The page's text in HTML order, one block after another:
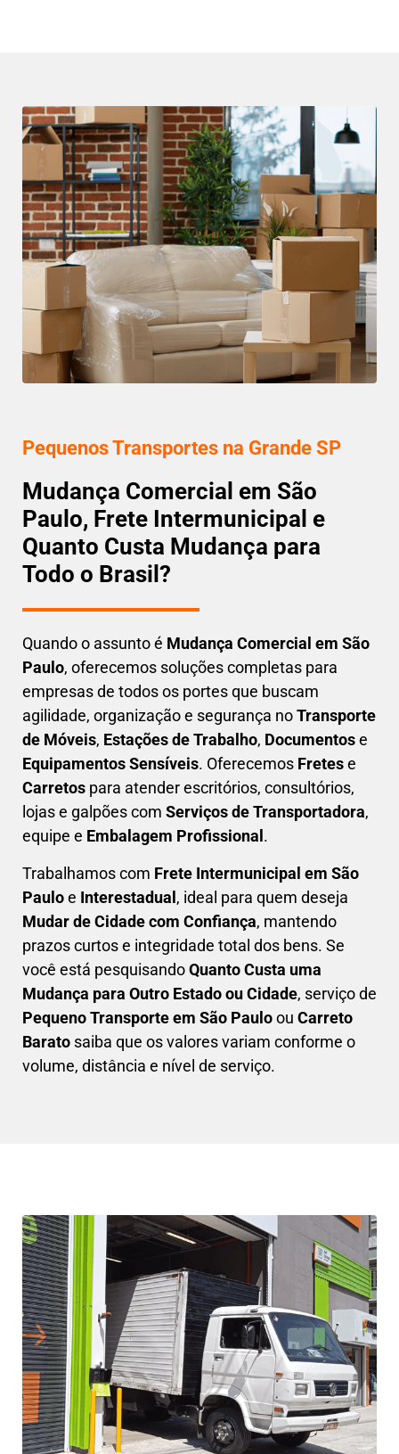
Pequenos Transportes na Grande SP
Mudança Comercial em São
Paulo, Frete Intermunicipal e
Quanto Custa Mudança para
Todo o Brasil?
Quando o assunto é Mudança Comercial em São
Paulo, oferecemos soluções completas para
empresas de todos os portes que buscam
agilidade, organização e segurança noTransporte
de Móveis, Estações de Trabalho, Documentose
Equipamentos Sensíveis. Oferecemos Fretese
Carretos para atender escritórios, consultórios,
lojas e galpões com Serviços de Transportadora,
equipe e Embalagem Profissional .
Trabalhamos com Frete Intermunicipal em São
Pauloe Interestadual, ideal para quem deseja
Mudar de Cidade com Confiança, mantendo
prazos curtos e integridade total dos bens. Se
você está pesquisandoQuanto Custa uma
Mudança para Outro Estado ou Cidade, serviço de
Pequeno Transporte em São Pauloou Carreto
Barato saiba que os valores variam conforme o
volume, distância e nível de serviço.